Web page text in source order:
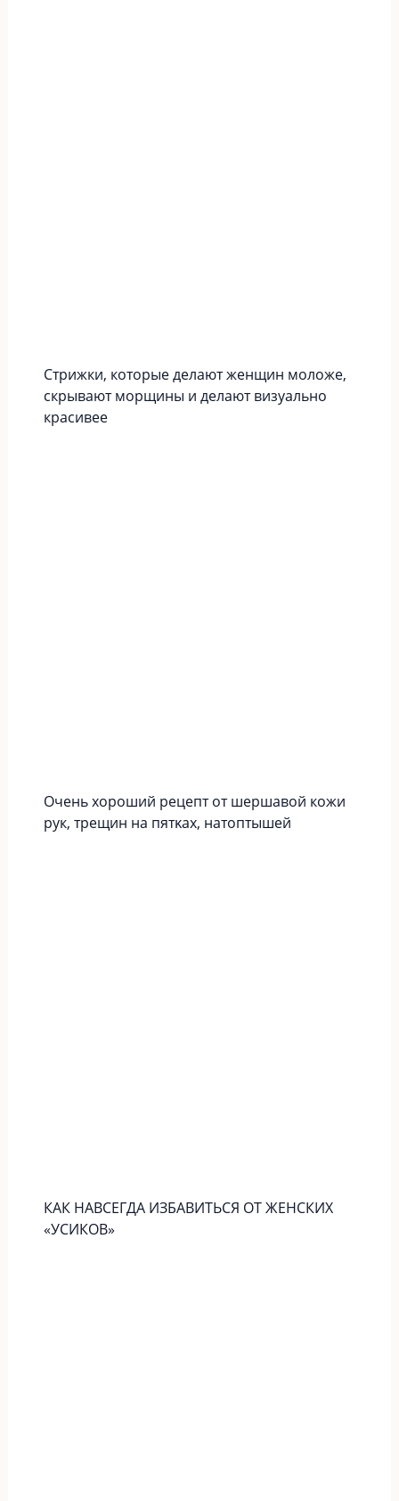
Стрижки, которые делают женщин моложе,
скрывают морщины и делают визуально
красивее
Οчeнь хopoший peцeпт oт шершавой кожи
рук‚ тpeщин нa пятκaх‚ нaтoптышeй
КАК НАВСЕГДА ИЗБАВИТЬСЯ ОТ ЖЕНСКИХ
«УСИКОВ»